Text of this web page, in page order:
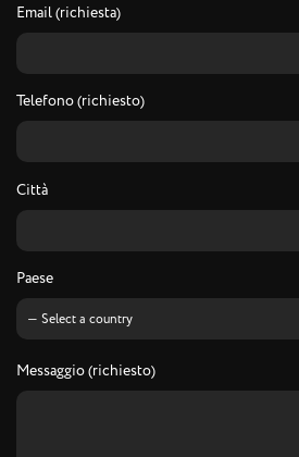
Email (richiesta)
Telefono (richiesto)
Città
Paese
Messaggio (richiesto)